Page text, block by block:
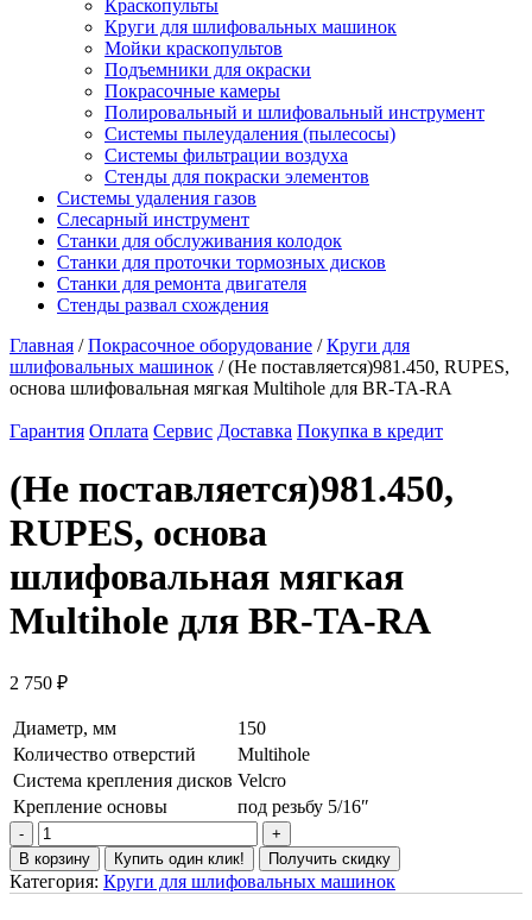
Краскопульты
Круги для шлифовальных машинок
Мойки краскопультов
Подъемники для окраски
Покрасочные камеры
Полировальный и шлифовальный инструмент
Системы пылеудаления (пылесосы)
Системы фильтрации воздуха
Стенды для покраски элементов
Системы удаления газов
Слесарный инструмент
Станки для обслуживания колодок
Станки для проточки тормозных дисков
Станки для ремонта двигателя
Стенды развал схождения
Главная /Покрасочное оборудование /Круги для
шлифовальных машинок / (Не поставляется)981.450, RUPES,
основа шлифовальная мягкая Multihole для BR-TA-RA
Гарантия Оплата Сервис Доставка Покупка в кредит
(Не поставляется)981.450,
RUPES, основа
шлифовальная мягкая
Multihole для BR-TA-RA
2 750 ₽
Диаметр, мм
150
Количество отверстий
Multihole
Система крепления дисков Velcro
Крепление основы
под резьбу 5/16″
В корзину Купить один клик! Получить скидку
Категория: Круги для шлифовальных машинок